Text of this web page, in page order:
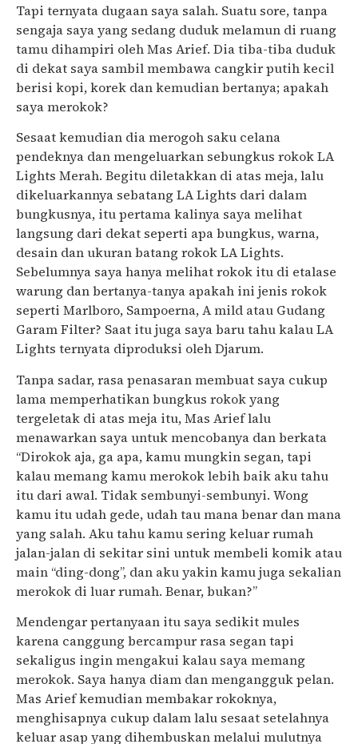
Tapi ternyata dugaan saya salah. Suatu sore, tanpa
sengaja saya yang sedang duduk melamun di ruang
tamu dihampiri oleh Mas Arief. Dia tiba-tiba duduk
di dekat saya sambil membawa cangkir putih kecil
berisi kopi, korek dan kemudian bertanya; apakah
saya merokok?
Sesaat kemudian dia merogoh saku celana
pendeknya dan mengeluarkan sebungkus rokok LA
Lights Merah. Begitu diletakkan di atas meja, lalu
dikeluarkannya sebatang LA Lights dari dalam
bungkusnya, itu pertama kalinya saya melihat
langsung dari dekat seperti apa bungkus, warna,
desain dan ukuran batang rokok LA Lights.
Sebelumnya saya hanya melihat rokok itu di etalase
warung dan bertanya-tanya apakah ini jenis rokok
seperti Marlboro, Sampoerna, A mild atau Gudang
Garam Filter? Saat itu juga saya baru tahu kalau LA
Lights ternyata diproduksi oleh Djarum.
Tanpa sadar, rasa penasaran membuat saya cukup
lama memperhatikan bungkus rokok yang
tergeletak di atas meja itu, Mas Arief lalu
menawarkan saya untuk mencobanya dan berkata
“Dirokok aja, ga apa, kamu mungkin segan, tapi
kalau memang kamu merokok lebih baik aku tahu
itu dari awal. Tidak sembunyi-sembunyi. Wong
kamu itu udah gede, udah tau mana benar dan mana
yang salah. Aku tahu kamu sering keluar rumah
jalan-jalan di sekitar sini untuk membeli komik atau
main “ding-dong”, dan aku yakin kamu juga sekalian
merokok di luar rumah. Benar, bukan?”
Mendengar pertanyaan itu saya sedikit mules
karena canggung bercampur rasa segan tapi
sekaligus ingin mengakui kalau saya memang
merokok. Saya hanya diam dan mengangguk pelan.
Mas Arief kemudian membakar rokoknya,
menghisapnya cukup dalam lalu sesaat setelahnya
keluar asap yang dihembuskan melalui mulutnya